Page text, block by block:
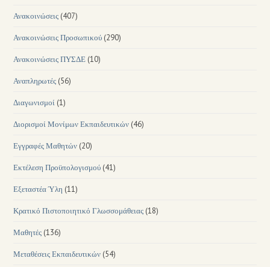
Ανακοινώσεις (407)
Ανακοινώσεις Προσωπικού (290)
Ανακοινώσεις ΠΥΣΔΕ (10)
Αναπληρωτές (56)
Διαγωνισμοί (1)
Διορισμοί Μονίμων Εκπαιδευτικών (46)
Εγγραφές Μαθητών (20)
Εκτέλεση Προϋπολογισμού (41)
Εξεταστέα Ύλη (11)
Κρατικό Πιστοποιητικό Γλωσσομάθειας (18)
Μαθητές (136)
Μεταθέσεις Εκπαιδευτικών (54)